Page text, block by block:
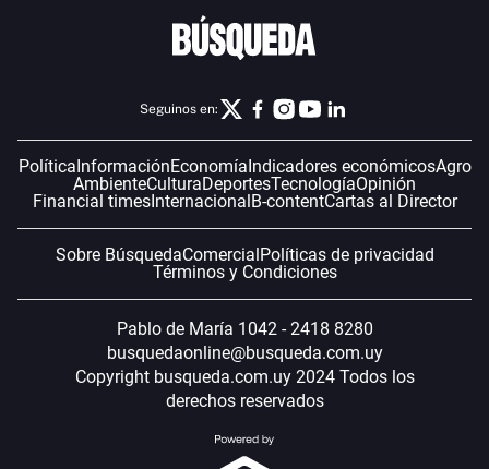
Seguinos en:
Política InformaciónEconomía Indicadores económicosAgro
AmbienteCulturaDeportesTecnologíaOpinión
Financial timesInternacional B-contentCartas al Director
Sobre BúsquedaComercial Políticas de privacidad
Términos y Condiciones
Pablo de María 1042 - 2418 8280
busquedaonline@busqueda.com.uy
Copyright busqueda.com.uy 2024 Todos los
derechos reservados